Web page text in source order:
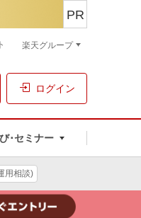
ログイン
･セミナー
PR
楽天グループ
用相談)